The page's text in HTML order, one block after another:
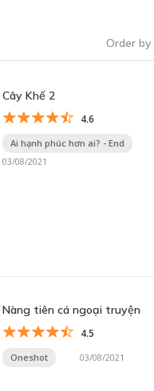
Order by
Cây Khế 2
4.6
Ai hạnh phúc hơn ai? - End
03/08/2021
Nàng tiên cá ngoại truyện
4.5
Oneshot 03/08/2021